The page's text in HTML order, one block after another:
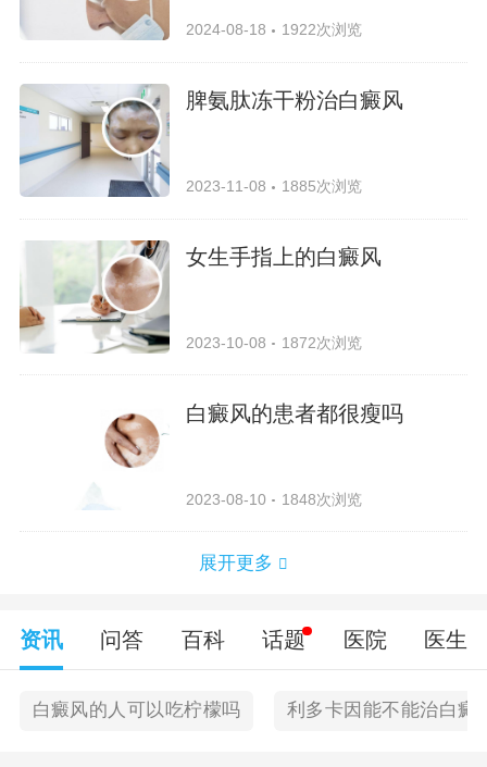
2024-08-18 1922次浏览
脾氨肽冻干粉治白癜风
2023-11-08 1885次浏览
女生手指上的白癜风
2023-10-08 1872次浏览
白癜风的患者都很瘦吗
2023-08-10 1848次浏览
展开更多
资讯 问答 百科 话题 医院 医生
白癜风的人可以吃柠檬吗 利多卡因能不能治白癜